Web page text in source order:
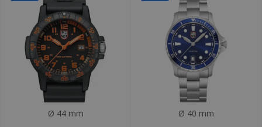
Ø 44 mm Ø 40 mm